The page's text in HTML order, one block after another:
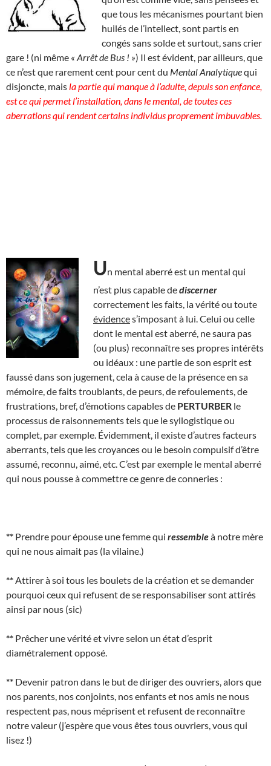
que tous les mécanismes pourtant bien
huilés de l’intellect, sont partis en
congés sans solde et surtout, sans crier
gare ! (ni même « Arrêt de Bus ! ») Il est évident, par ailleurs, que
ce n’est que rarement cent pour cent du Mental Analytiquequi
disjoncte, mais la partie qui manque à l’adulte, depuis son enfance,
est ce qui permet l’installation, dans le mental, de toutes ces
aberrations qui rendent certains individus proprement imbuvables.
Un mental aberré est un mental qui
n’est plus capable dediscerner
correctement les faits, la vérité ou toute
évidences’imposant à lui. Celui ou celle
dont le mental est aberré, ne saura pas
(ou plus) reconnaître ses propres intérêts
ou idéaux : une partie de son esprit est
faussé dans son jugement, cela à cause de la présence en sa
mémoire, de faits troublants, de peurs, de refoulements, de
frustrations, bref, d’émotions capables de PERTURBER le
processus de raisonnements tels que le syllogistique ou
complet, par exemple. Évidemment, il existe d’autres facteurs
aberrants, tels que les croyances ou le besoin compulsif d’être
assumé, reconnu, aimé, etc. C’est par exemple le mental aberré
qui nous pousse à commettre ce genre de conneries :
** Prendre pour épouse une femme qui ressembleà notre mère
qui ne nous aimait pas (la vilaine.)
** Attirer à soi tous les boulets de la création et se demander
pourquoi ceux qui refusent de se responsabiliser sont attirés
ainsi par nous (sic)
** Prêcher une vérité et vivre selon un état d’esprit
diamétralement opposé.
** Devenir patron dans le but de diriger des ouvriers, alors que
nos parents, nos conjoints, nos enfants et nos amis ne nous
respectent pas, nous méprisent et refusent de reconnaître
notre valeur (j’espère que vous êtes tous ouvriers, vous qui
lisez !)